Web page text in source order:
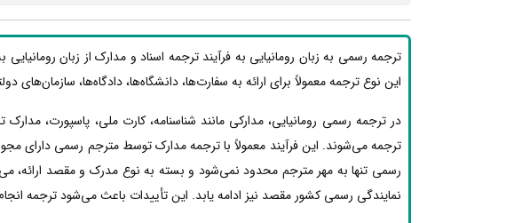
ترجمه رسمی به زبان رومانیایی به فرآیند ترجمه اسناد و مدارک از زبان
این نوع ترجمه معمولاً برای ارائه به سفارت‌ها، دانشگاه‌ها، دادگاه‌ها،
در ترجمه رسمی رومانیایی، مدارکی مانند شناسنامه، کارت ملی، پاسپورت،
ترجمه می‌شوند. این فرآیند معمولاً با ترجمه مدارک توسط مترجم رسمی دارای
رسمی تنها به مهر مترجم محدود نمی‌شود و بسته به نوع مدرک و مقصد ارائه،
نمایندگی رسمی کشور مقصد نیز ادامه یابد. این تأییدات باعث می‌شود ترجمه